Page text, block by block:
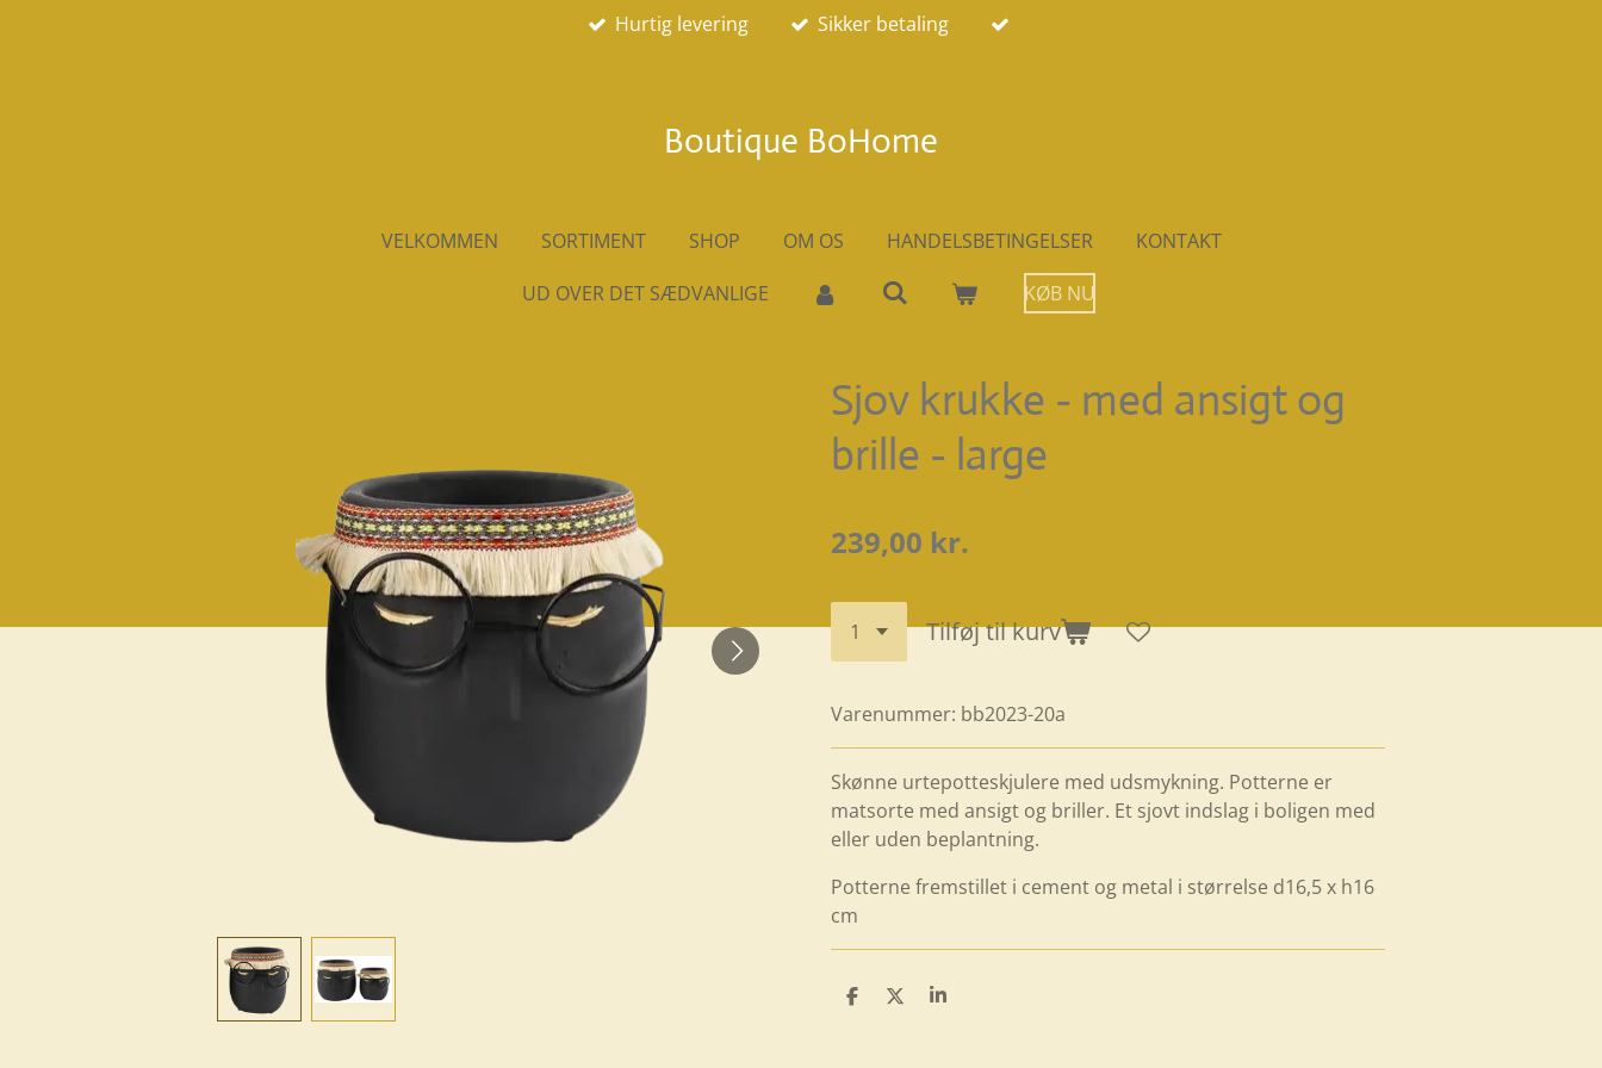
Hurtig levering Sikker betaling
Boutique BoHome
VELKOMMEN SORTIMENT SHOP OM OS HANDELSBETINGELSER
KONTAKT
UD OVER DET SÆDVANLIGE
KØB NU
Sjov krukke - med ansigt og
brille - large
239,00 kr.
Tilføj til kurv
Varenummer: bb2023-20a
Skønne urtepotteskjulere med udsmykning. Potterne er
matsorte med ansigt og briller. Et sjovt indslag i boligen med
eller uden beplantning.
Potterne fremstillet i cement og metal i størrelse d16,5 x h16
cm
D
D
D